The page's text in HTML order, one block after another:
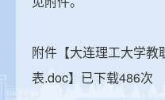
附件【大连理工大学教
表.doc】已下载486次